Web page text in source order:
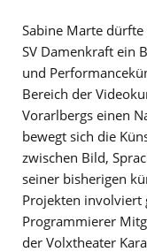
Sabine Marte
SV Damenkraft ein
und
Bereich der
Vorarlbergs einen
bewegt sich die
zwischen Bild,
seiner bisherigen
Projekten involviert
Programmierer
der Volxtheater